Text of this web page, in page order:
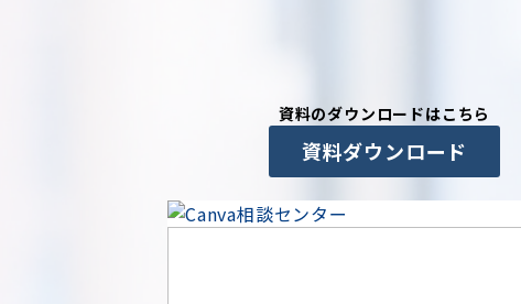
資料のダウンロードはこちら
資料ダウンロード